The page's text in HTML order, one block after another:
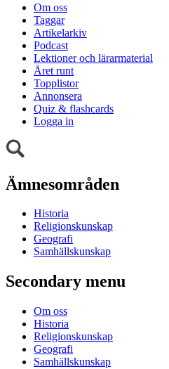
Om oss
Taggar
Artikelarkiv
Podcast
Lektioner och lärarmaterial
Året runt
Topplistor
Annonsera
Quiz & flashcards
Logga in
Ämnesområden
Historia
Religionskunskap
Geografi
Samhällskunskap
Secondary menu
Om oss
Historia
Religionskunskap
Geografi
Samhällskunskap